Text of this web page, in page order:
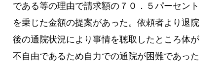
である等の理由で請求額の７０．５パーセント
を乗じた金額の提案があった。依頼者より退院
後の通院状況により事情を聴取したところ体が
不自由であるため自力での通院が困難であった